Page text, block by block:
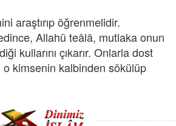
araştırıp öğrenmelidir.
Allahü teâlâ, mutlaka onun
kullarını çıkarır. Onlarla dost
o kimsenin kalbinden sökülüp